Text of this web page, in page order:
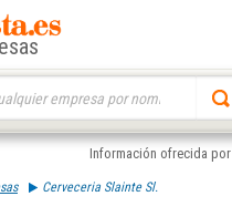
Información ofrecida por
Cerveceria Slainte Sl.